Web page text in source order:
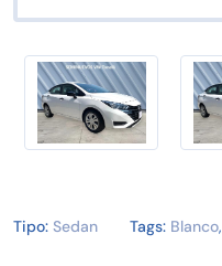
Tipo: Sedan Tags: Blanco,